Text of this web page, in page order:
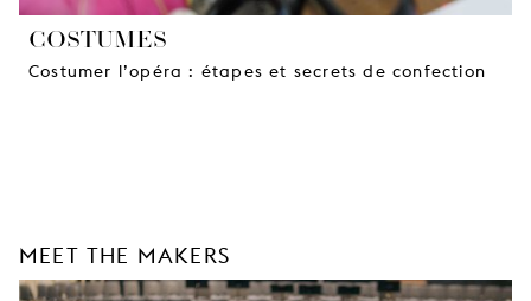
COSTUMES
Costumer l’opéra : étapes et secrets de confection
MEET THE MAKERS